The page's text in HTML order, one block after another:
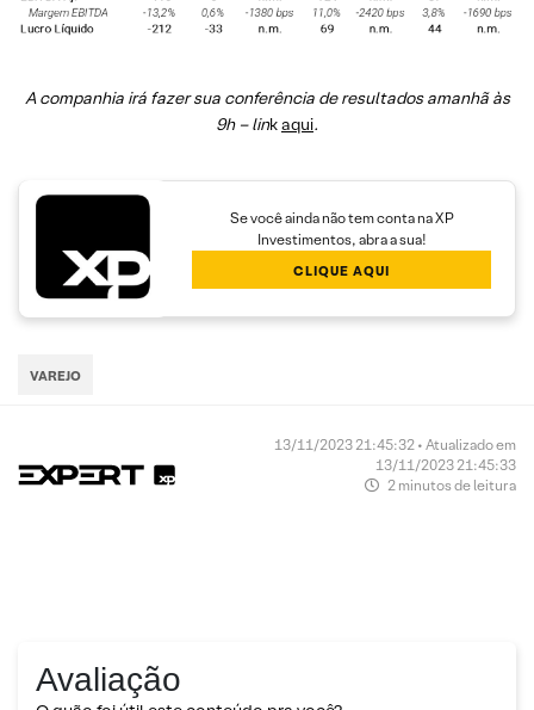
A companhia irá fazer sua conferência de resultados amanhã às
9h – linkaqui.
Se você ainda não tem conta na XP
Investimentos, abra a sua!
CLIQUE AQUI
VAREJO
13/11/2023 21:45:32 • Atualizado em
13/11/2023 21:45:33
2 minutos de leitura
Avaliação